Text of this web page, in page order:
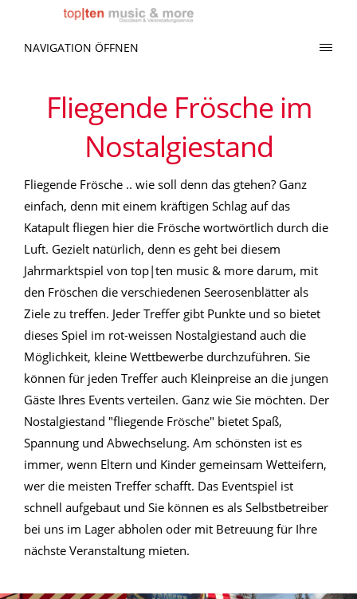
NAVIGATION ÖFFNEN
Fliegende Frösche im
Nostalgiestand
Fliegende Frösche .. wie soll denn das gtehen? Ganz
einfach, denn mit einem kräftigen Schlag auf das
Katapult fliegen hier die Frösche wortwörtlich durch die
Luft. Gezielt natürlich, denn es geht bei diesem
Jahrmarktspiel von top|ten music & more darum, mit
den Fröschen die verschiedenen Seerosenblätter als
Ziele zu treffen. Jeder Treffer gibt Punkte und so bietet
dieses Spiel im rot-weissen Nostalgiestand auch die
Möglichkeit, kleine Wettbewerbe durchzuführen. Sie
können für jeden Treffer auch Kleinpreise an die jungen
Gäste Ihres Events verteilen. Ganz wie Sie möchten. Der
Nostalgiestand "fliegende Frösche" bietet Spaß,
Spannung und Abwechselung. Am schönsten ist es
immer, wenn Eltern und Kinder gemeinsam Wetteifern,
wer die meisten Treffer schafft. Das Eventspiel ist
schnell aufgebaut und Sie können es als Selbstbetreiber
bei uns im Lager abholen oder mit Betreuung für Ihre
nächste Veranstaltung mieten.